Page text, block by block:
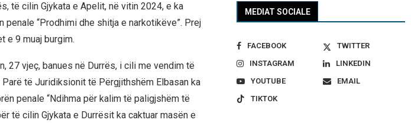
të cilin Gjykata e Apelit, në vitin 2024, e ka
“Prodhimi dhe shitja e narkotikëve”. Prej
e 9 muaj burgim.
27 vjeç, banues në Durrës, i cili me vendim të
të Juridiksionit të Përgjithshëm Elbasan ka
penale “Ndihma për kalim të paligjshëm të
të cilin Gjykata e Durrësit ka caktuar masën e
MEDIAT SOCIALE
FACEBOOK
TWITTER
INSTAGRAM
LINKEDIN
YOUTUBE
EMAIL
TIKTOK